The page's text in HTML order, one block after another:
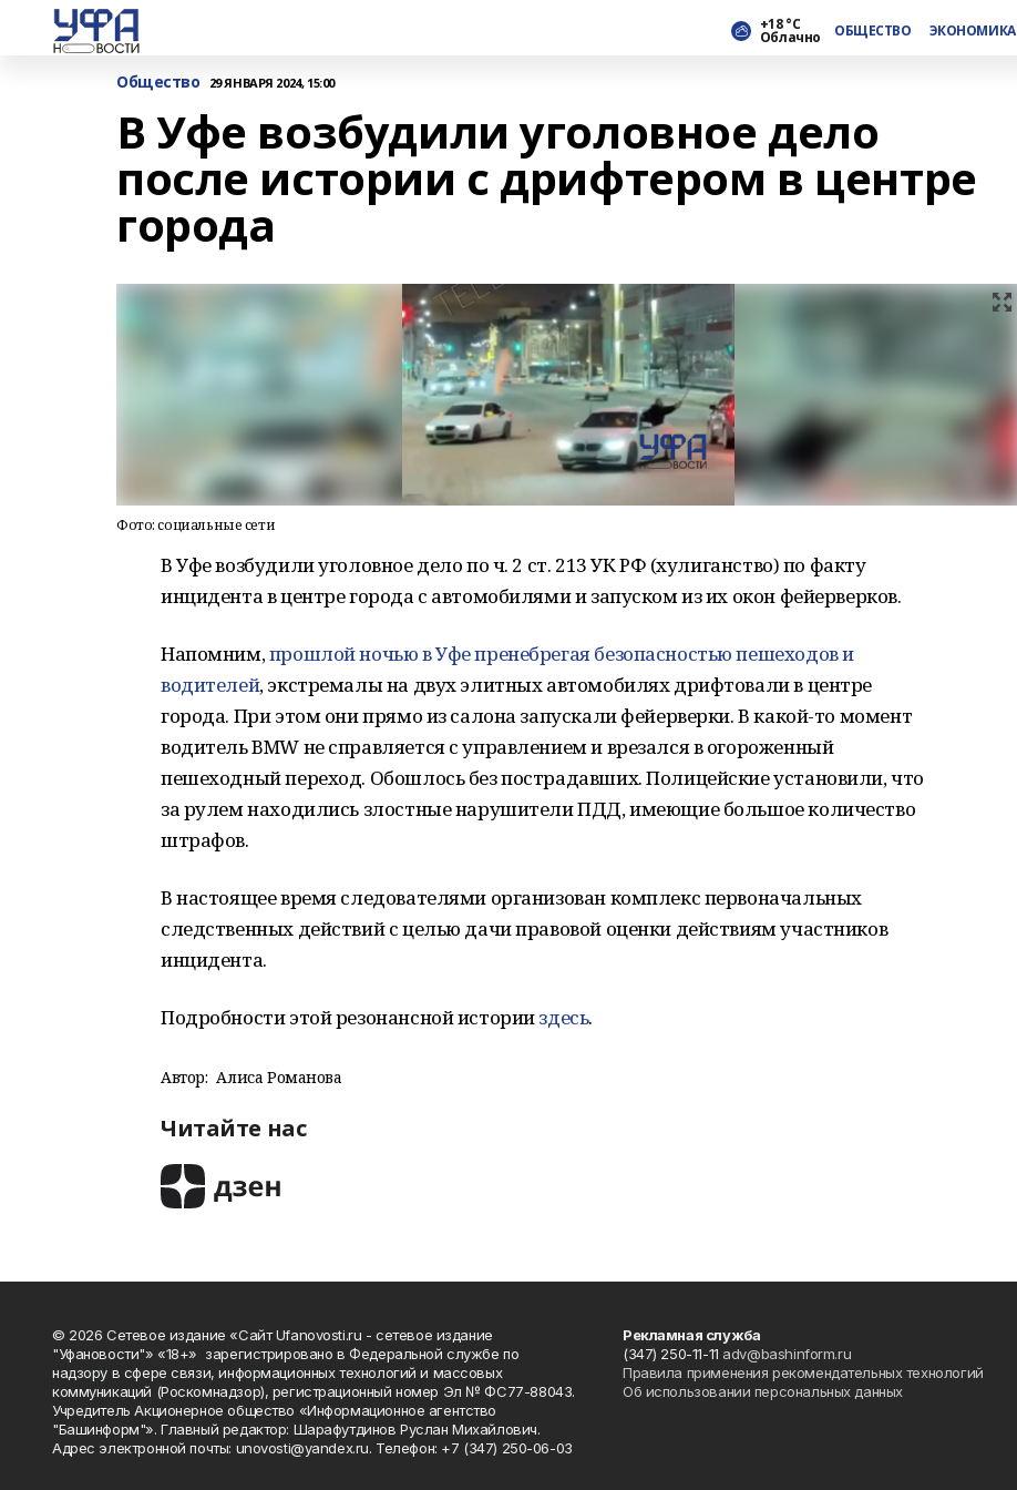
+18 °С
Облачно ОБЩЕСТВО ЭКОНОМИКА
Общество 29 ЯНВАРЯ 2024, 15:00
В Уфе возбудили уголовное дело
после истории с дрифтером в центре
города
Фото: социальные сети
В Уфе возбудили уголовное дело по ч. 2 ст. 213 УК РФ (хулиганство) по факту
инцидента в центре города с автомобилями и запуском из их окон фейерверков.
Напомним,прошлой ночью в Уфе пренебрегая безопасностью пешеходов и
водителей, экстремалы на двух элитных автомобилях дрифтовали в центре
города. При этом они прямо из салона запускали фейерверки. В какой-то момент
водитель BMW не справляется с управлением и врезался в огороженный
пешеходный переход. Обошлось без пострадавших. Полицейские установили, что
за рулем находились злостные нарушители ПДД, имеющие большое количество
штрафов.
В настоящее время следователями организован комплекс первоначальных
следственных действий с целью дачи правовой оценки действиям участников
инцидента.
Подробности этой резонансной историиздесь.
Автор: Алиса Романова
Читайте нас
© 2026 Сетевое издание «Сайт Ufanovosti.ru - сетевое издание
"Уфановости"» «18+» зарегистрировано в Федеральной службе по
надзору в сфере связи, информационных технологий и массовых
коммуникаций (Роскомнадзор), регистрационный номер Эл № ФС77-88043.
Учредитель Акционерное общество «Информационное агентство
"Башинформ"». Главный редактор: Шарафутдинов Руслан Михайлович.
Адрес электронной почты: unovosti@yandex.ru. Телефон: +7 (347) 250-06-03
Рекламная служба
(347) 250-11-11 adv@bashinform.ru
Правила применения рекомендательных технологий
Об использовании персональных данных